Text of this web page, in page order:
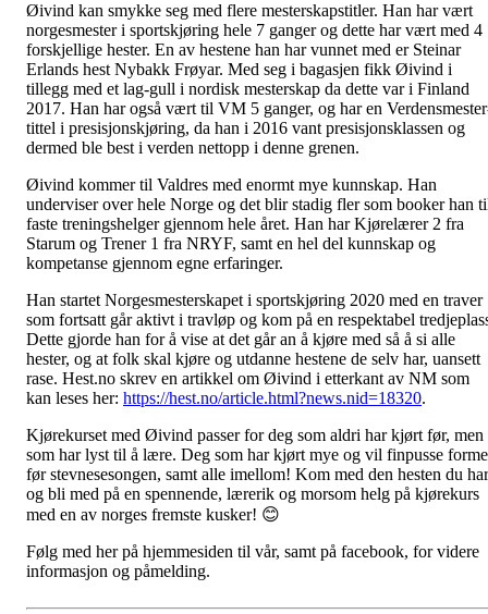
Øivind kan smykke seg med flere mesterskapstitler. Han har vært
norgesmester i sportskjøring hele 7 ganger og dette har vært med 4
forskjellige hester. En av hestene han har vunnet med er Steinar
Erlands hest Nybakk Frøyar. Med seg i bagasjen fikk Øivind i
tillegg med et lag-gull i nordisk mesterskap da dette var i Finland
2017. Han har også vært til VM 5 ganger, og har en
tittel i presisjonskjøring, da han i 2016 vant presisjonsklassen og
dermed ble best i verden nettopp i denne grenen.
Øivind kommer til Valdres med enormt mye kunnskap. Han
underviser over hele Norge og det blir stadig fler som booker han
faste treningshelger gjennom hele året. Han har Kjørelærer 2 fra
Starum og Trener 1 fra NRYF, samt en hel del kunnskap og
kompetanse gjennom egne erfaringer.
Han startet Norgesmesterskapet i sportskjøring 2020 med en traver
som fortsatt går aktivt i travløp og kom på en respektabel
Dette gjorde han for å vise at det går an å kjøre med så å si alle
hester, og at folk skal kjøre og utdanne hestene de selv har, uansett
rase. Hest.no skrev en artikkel om Øivind i etterkant av NM som
kan leses her: https://hest.no/article.html?news.nid=18320.
Kjørekurset med Øivind passer for deg som aldri har kjørt før, men
som har lyst til å lære. Deg som har kjørt mye og vil finpusse
før stevnesesongen, samt alle imellom! Kom med den hesten du
og bli med på en spennende, lærerik og morsom helg på kjørekurs
med en av norges fremste kusker! 😊
Følg med her på hjemmesiden til vår, samt på facebook, for videre
informasjon og påmelding.